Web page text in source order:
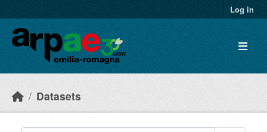
Log in
Datasets